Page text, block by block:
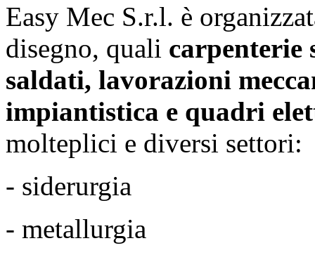
Easy Mec S.r.l. è
disegno, quali carpenterie
saldati, lavorazioni
impiantistica e quadri
molteplici e diversi settori:
- siderurgia
- metallurgia